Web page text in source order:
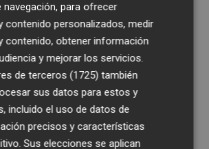
toda la actualidad de
en tu correo
Quiero suscribirme
navegación, para ofrecer
contenido personalizados, medir
contenido, obtener información
y mejorar los servicios.
de terceros (1725) también
sus datos para estos y
incluido el uso de datos de
precisos y características
Sus elecciones se aplican